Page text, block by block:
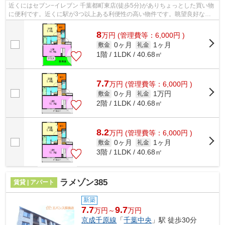
近くにはセブン−イレブン 千葉都町東店(徒歩5分)がありちょっとした買い物
に便利です。近くに駅が3つ以上ある利便性の高い物件です。眺望良好な物
件です。新着情報：PARK HILLS MIYA...
8万円 (管理費等：6,000円 )
敷金 0ヶ月 礼金
1ヶ月
1階 / 1LDK / 40.68㎡
7.7万円 (管理費等：6,000円 )
敷金 0ヶ月 礼金
1万円
2階 / 1LDK / 40.68㎡
8.2万円 (管理費等：6,000円 )
敷金 0ヶ月 礼金
1ヶ月
3階 / 1LDK / 40.68㎡
賃貸 | アパート ラメゾン385
新築
7.7万円～9.7万円
京成千原線 「千葉中央 」駅 徒歩30分